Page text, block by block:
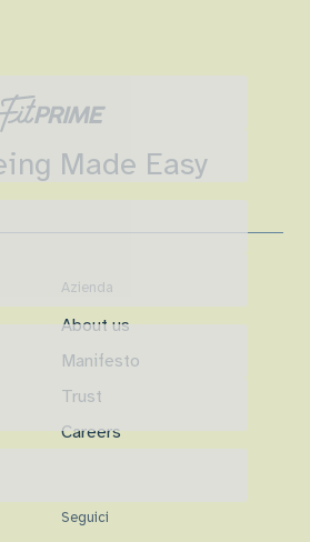
Made Easy
Azienda
About us
Manifesto
Trust
Careers
Seguici